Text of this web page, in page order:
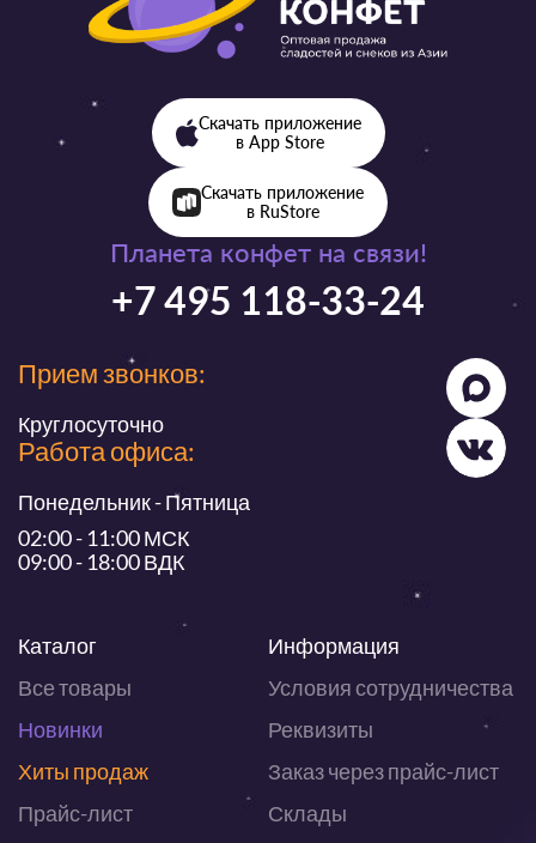
Планета конфет на связи!
+7 495 118-33-24
Прием звонков:
Круглосуточно
Работа офиса:
Понедельник - Пятница
02:00 - 11:00 МСК
09:00 - 18:00 ВДК
Каталог
Все товары
Новинки
Хиты продаж
Прайс-лист
Информация
Условия сотрудничества
Реквизиты
Заказ через прайс-лист
Склады
Скачать приложение
в App Store
Скачать приложение
в RuStore